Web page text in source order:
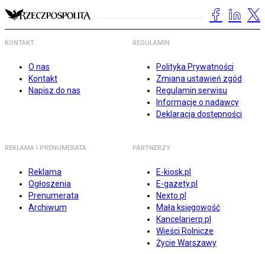
KONTAKT
O nas
Kontakt
Napisz do nas
REGULAMIN
Polityka Prywatności
Zmiana ustawień zgód
Regulamin serwisu
Informacje o nadawcy
Deklaracja dostępności
REKLAMA I PRENUMERATA
Reklama
Ogłoszenia
Prenumerata
Archiwum
PARTNERZY
E-kiosk.pl
E-gazety.pl
Nexto.pl
Mała księgowość
Kancelarierp.pl
Wieści Rolnicze
Życie Warszawy